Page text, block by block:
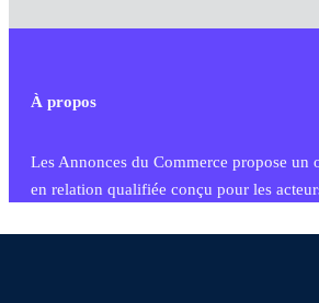
À propos
Les Annonces du Commerce propose un
en relation qualifiée conçu pour les
commercial et les collectivités